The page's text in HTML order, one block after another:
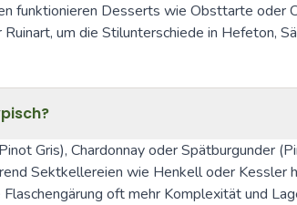
funktionieren Desserts wie Obsttarte oder
um die Stilunterschiede in Hefeton,
Gris), Chardonnay oder Spätburgunder
Sektkellereien wie Henkell oder Kessler
oft mehr Komplexität und